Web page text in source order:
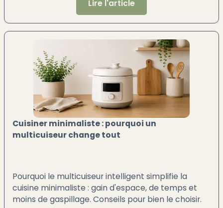
Lire l'article
Cuisiner minimaliste : pourquoi un
multicuiseur change tout
Pourquoi le multicuiseur intelligent simplifie la
cuisine minimaliste : gain d'espace, de temps et
moins de gaspillage. Conseils pour bien le choisir.